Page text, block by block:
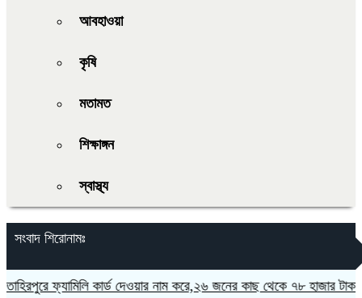
আবহাওয়া
কৃষি
মতামত
শিক্ষাঙ্গন
স্বাস্থ্য
সংবাদ শিরোনামঃ
ফ্যামিলি কার্ড দেওয়ার নাম করে,২৬ জনের কাছ থেকে ৭৮ হাজার টাকা